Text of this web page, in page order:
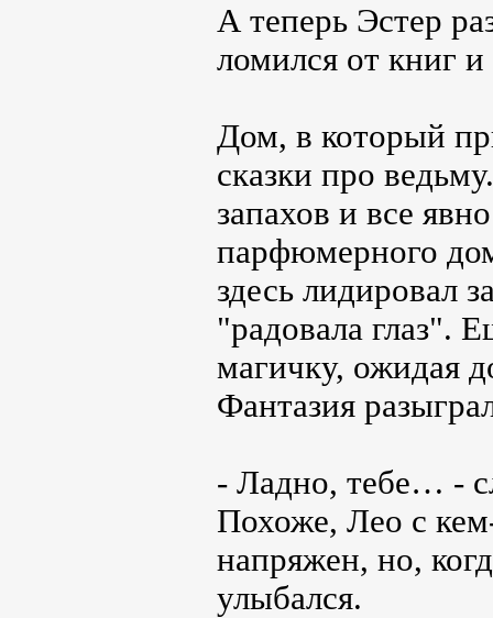
А теперь Эстер
ломился от книг
Дом, в который
сказки про
запахов и все
парфюмерного
здесь лидировал
"радовала глаз".
магичку, ожидая
Фантазия
- Ладно, тебе… -
Похоже, Лео с
напряжен, но,
улыбался.